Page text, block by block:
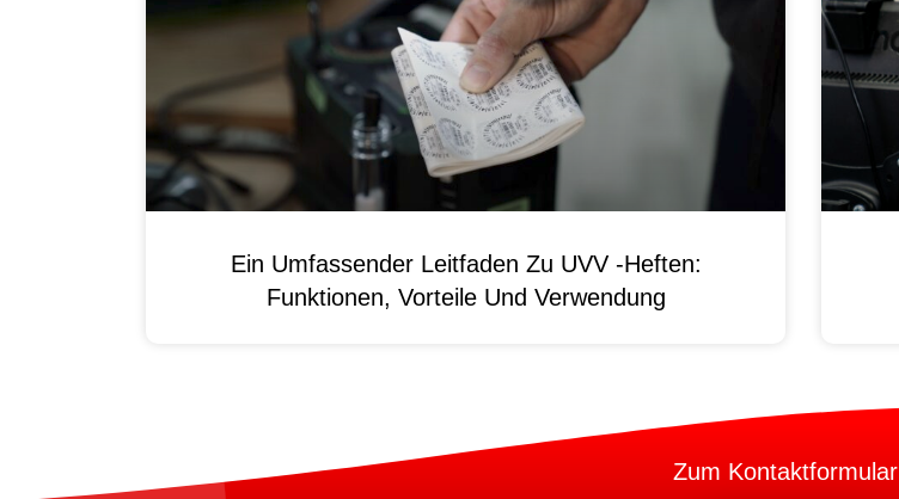
Ein Umfassender Leitfaden Zu UVV -Heften:
Funktionen, Vorteile Und Verwendung
Zum Kontaktformular